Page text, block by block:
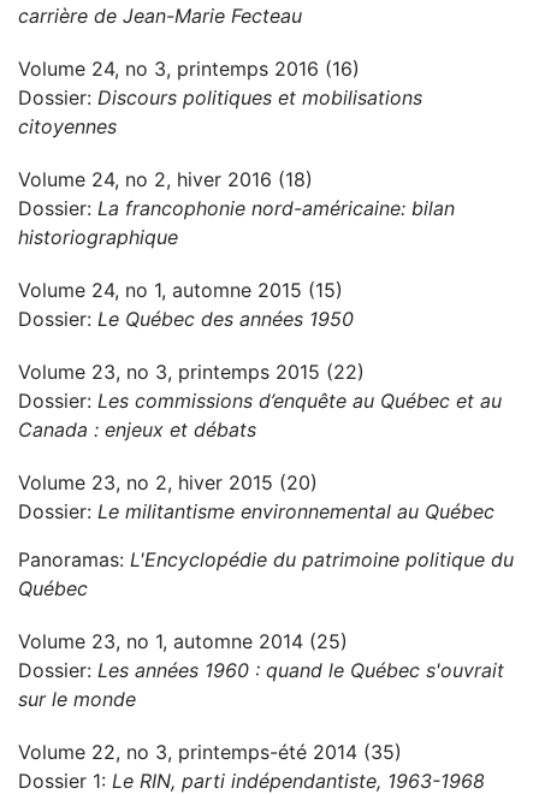
carrière de Jean-Marie Fecteau
Volume 24, no 3, printemps 2016 (16)
Dossier: Discours politiques et mobilisations
citoyennes
Volume 24, no 2, hiver 2016 (18)
Dossier: La francophonie nord-américaine: bilan
historiographique
Volume 24, no 1, automne 2015 (15)
Dossier: Le Québec des années 1950
Volume 23, no 3, printemps 2015 (22)
Dossier: Les commissions d’enquête au Québec et au
Canada : enjeux et débats
Volume 23, no 2, hiver 2015 (20)
Dossier: Le militantisme environnemental au Québec
Panoramas: L'Encyclopédie du patrimoine politique du
Québec
Volume 23, no 1, automne 2014 (25)
Dossier: Les années 1960 : quand le Québec s'ouvrait
sur le monde
Volume 22, no 3, printemps-été 2014 (35)
Dossier 1: Le RIN, parti indépendantiste, 1963-1968